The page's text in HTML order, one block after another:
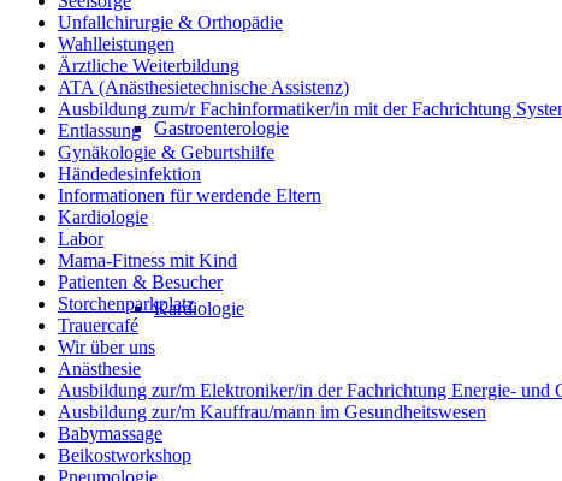
Gastroenterologie
Kardiologie
Unfallchirurgie & Orthopädie
Wahlleistungen
Ärztliche Weiterbildung
ATA (Anästhesietechnische Assistenz)
Ausbildung zum/r Fachinformatiker/in mit der Fachrichtung
Entlassung
Gynäkologie & Geburtshilfe
Händedesinfektion
Informationen für werdende Eltern
Kardiologie
Labor
Mama-Fitness mit Kind
Patienten & Besucher
Storchenparkplatz
Trauercafé
Wir über uns
Anästhesie
Ausbildung zur/m Elektroniker/in der Fachrichtung Energie- und
Ausbildung zur/m Kauffrau/mann im Gesundheitswesen
Babymassage
Beikostworkshop